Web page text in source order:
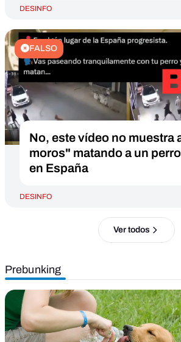
DESINFO
FALSO
No, este vídeo no muestra
moros" matando a un
en España
DESINFO
Ver todos
Prebunking